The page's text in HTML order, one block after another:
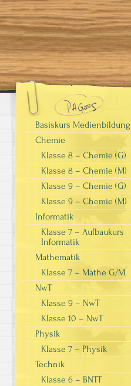
Basiskurs Medienbildung
Chemie
Klasse 8 – Chemie (G)
Klasse 8 – Chemie (M)
Klasse 9 – Chemie (G)
Klasse 9 – Chemie (M)
Informatik
Klasse 7 – Aufbaukurs
Informatik
Mathematik
Klasse 7 – Mathe G/M
NwT
Klasse 9 – NwT
Klasse 10 – NwT
Physik
Klasse 7 – Physik
Technik
Klasse 6 – BNTT